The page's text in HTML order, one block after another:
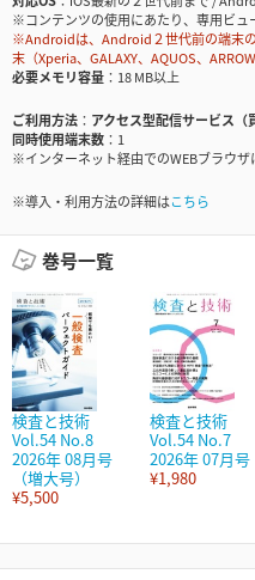
※コンテンツの使用にあたり、専用ビ
※Androidは、Android２世代前の端末
末（Xperia、GALAXY、AQUOS、
必要メモリ容量
18 MB以上
ご利用方法
アクセス型配信サービス（
同時使用端末数
1
※インターネット経由でのWEBブラウザ
※導入・利用方法の詳細はこちら
巻号一覧
検査と技術
Vol.54 No.8
2026年 08月号
（増大号）
¥5,500
検査と技術
Vol.54 No.7
2026年 07月号
¥1,980